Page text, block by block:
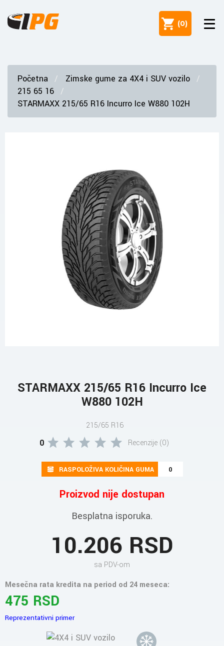
(0)
Početna
Zimske gume za 4X4 i SUV vozilo
215 65 16
STARMAXX 215/65 R16 Incurro Ice W880 102H
STARMAXX 215/65 R16 Incurro Ice
W880 102H
215/65 R16
0 Recenzije (0)
RASPOLOŽIVA KOLIČINA GUMA 0
Proizvod nije dostupan
Besplatna isporuka.
10.206 RSD
sa PDV-om
Mesečna rata kredita na period od 24 meseca:
475 RSD
Reprezentativni primer